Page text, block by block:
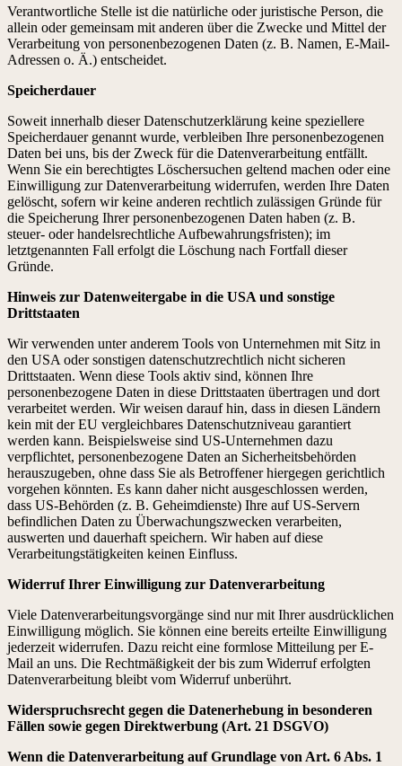
Verantwortliche Stelle ist die natürliche oder juristische Person, die
allein oder gemeinsam mit anderen über die Zwecke und Mittel der
Verarbeitung von personenbezogenen Daten (z. B. Namen, E-Mail-
Adressen o. Ä.) entscheidet.
Speicherdauer
Soweit innerhalb dieser Datenschutzerklärung keine speziellere
Speicherdauer genannt wurde, verbleiben Ihre personenbezogenen
Daten bei uns, bis der Zweck für die Datenverarbeitung entfällt.
Wenn Sie ein berechtigtes Löschersuchen geltend machen oder eine
Einwilligung zur Datenverarbeitung widerrufen, werden Ihre Daten
gelöscht, sofern wir keine anderen rechtlich zulässigen Gründe für
die Speicherung Ihrer personenbezogenen Daten haben (z. B.
steuer- oder handelsrechtliche Aufbewahrungsfristen); im
letztgenannten Fall erfolgt die Löschung nach Fortfall dieser
Gründe.
Hinweis zur Datenweitergabe in die USA und sonstige
Drittstaaten
Wir verwenden unter anderem Tools von Unternehmen mit Sitz in
den USA oder sonstigen datenschutzrechtlich nicht sicheren
Drittstaaten. Wenn diese Tools aktiv sind, können Ihre
personenbezogene Daten in diese Drittstaaten übertragen und dort
verarbeitet werden. Wir weisen darauf hin, dass in diesen Ländern
kein mit der EU vergleichbares Datenschutzniveau garantiert
werden kann. Beispielsweise sind US-Unternehmen dazu
verpflichtet, personenbezogene Daten an Sicherheitsbehörden
herauszugeben, ohne dass Sie als Betroffener hiergegen gerichtlich
vorgehen könnten. Es kann daher nicht ausgeschlossen werden,
dass US-Behörden (z. B. Geheimdienste) Ihre auf US-Servern
befindlichen Daten zu Überwachungszwecken verarbeiten,
auswerten und dauerhaft speichern. Wir haben auf diese
Verarbeitungstätigkeiten keinen Einfluss.
Widerruf Ihrer Einwilligung zur Datenverarbeitung
Viele Datenverarbeitungsvorgänge sind nur mit Ihrer ausdrücklichen
Einwilligung möglich. Sie können eine bereits erteilte Einwilligung
jederzeit widerrufen. Dazu reicht eine formlose Mitteilung per E-
Mail an uns. Die Rechtmäßigkeit der bis zum Widerruf erfolgten
Datenverarbeitung bleibt vom Widerruf unberührt.
Widerspruchsrecht gegen die Datenerhebung in besonderen
Fällen sowie gegen Direktwerbung (Art. 21 DSGVO)
Wenn die Datenverarbeitung auf Grundlage von Art. 6 Abs. 1